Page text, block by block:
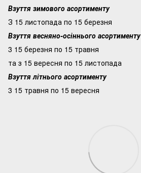
Взуття зимового асортименту
З 15 листопада по 15 березня
Взуття весняно-осіннього асортименту
3 15 березня по 15 травня
та з 15 вересня по 15 листопада
Взуття літнього асортименту
3 15 травня по 15 вересня